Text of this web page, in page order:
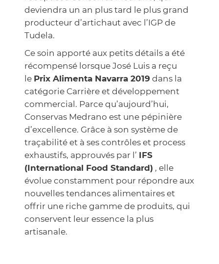
deviendra un an plus tard le plus grand
producteur d’artichaut avec l’IGP de
Tudela.
Ce soin apporté aux petits détails a été
récompensé lorsque José Luis a reçu
le Prix Alimenta Navarra 2019 dans la
catégorie Carrière et développement
commercial. Parce qu’aujourd’hui,
Conservas Medrano est une pépinière
d’excellence. Grâce à son système de
traçabilité et à ses contrôles et process
exhaustifs, approuvés par l’ IFS
(International Food Standard) , elle
évolue constamment pour répondre aux
nouvelles tendances alimentaires et
offrir une riche gamme de produits, qui
conservent leur essence la plus
artisanale.